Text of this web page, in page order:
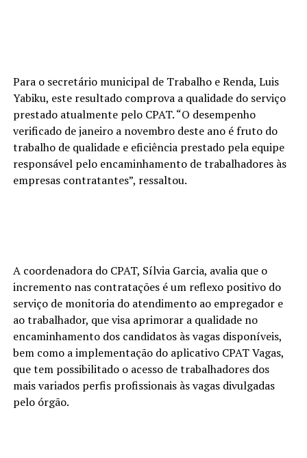
Para o secretário municipal de Trabalho e Renda, Luis
Yabiku, este resultado comprova a qualidade do serviço
prestado atualmente pelo CPAT. “O desempenho
verificado de janeiro a novembro deste ano é fruto do
trabalho de qualidade e eficiência prestado pela equipe
responsável pelo encaminhamento de trabalhadores às
empresas contratantes”, ressaltou.
A coordenadora do CPAT, Sílvia Garcia, avalia que o
incremento nas contratações é um reflexo positivo do
serviço de monitoria do atendimento ao empregador e
ao trabalhador, que visa aprimorar a qualidade no
encaminhamento dos candidatos às vagas disponíveis,
bem como a implementação do aplicativo CPAT Vagas,
que tem possibilitado o acesso de trabalhadores dos
mais variados perfis profissionais às vagas divulgadas
pelo órgão.